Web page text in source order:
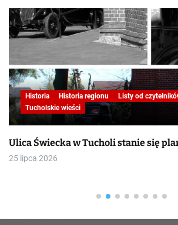
Historia Historia regionu Listy od
Tucholskie wieści
Ulica Świecka w Tucholi stanie się
25 lipca 2026